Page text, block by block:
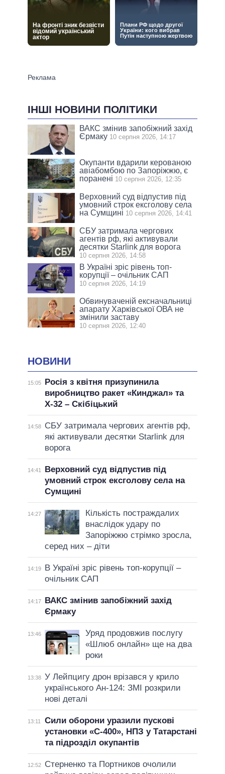
ІНШІ НОВИНИ ПОЛІТИКИ
ВАКС змінив запобіжний захід
Єрмаку 10 серпня 2026, 14:17
Окупанти вдарили керованою
авіабомбою по Запоріжжю, є
поранені 10 серпня 2026, 12:35
Верховний суд відпустив під
умовний строк ексголову села
на Сумщині 10 серпня 2026, 14:41
СБУ затримала чергових
агентів рф, які активували
десятки Starlink для ворога
10 серпня 2026, 14:58
В Україні зріс рівень топ-
корупції – очільник САП
10 серпня 2026, 14:19
Обвинуваченій ексначальниці
апарату Харківської ОВА не
змінили заставу
10 серпня 2026, 12:40
НОВИНИ
15:05
Росія з квітня призупинила
виробництво ракет «Кинджал» та
Х-32 – Скібіцький
14:58
СБУ затримала чергових агентів рф,
які активували десятки Starlink для
ворога
14:41
Верховний суд відпустив під
умовний строк ексголову села на
Сумщині
14:27
Кількість постраждалих
внаслідок удару по
Запоріжжю стрімко зросла,
серед них – діти
14:19
В Україні зріс рівень топ-корупції –
очільник САП
14:17
ВАКС змінив запобіжний захід
Єрмаку
13:46
Уряд продовжив послугу
«Шлюб онлайн» ще на два
роки
13:38 У Лейпцигу дрон врізався у крило
українського Ан-124: ЗМІ розкрили
нові деталі
13:11
Сили оборони уразили пускові
установки «С-400», НПЗ у Татарстані
та підрозділ окупантів
12:52
Стерненко та Портников очолили